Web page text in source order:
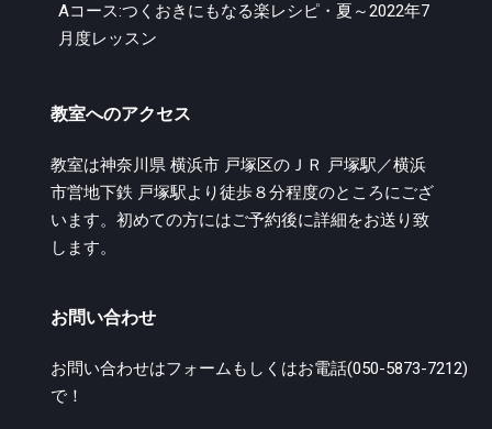
Aコース:つくおきにもなる楽レシピ・夏～2022年7
月度レッスン
教室へのアクセス
教室は神奈川県 横浜市 戸塚区のＪＲ 戸塚駅／横浜
市営地下鉄 戸塚駅より徒歩８分程度のところにござ
います。初めての方にはご予約後に詳細をお送り致
します。
お問い合わせ
お問い合わせはフォーム もしくはお電話(050-5873-7212)
で！